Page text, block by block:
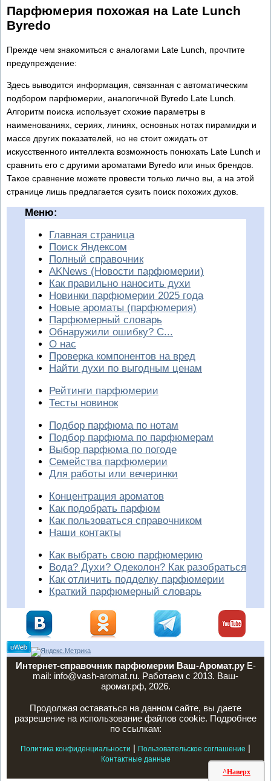
Парфюмерия похожая на Late Lunch
Byredo
Прежде чем знакомиться с аналогами Late Lunch, прочтите
предупреждение:
Здесь выводится информация, связанная с автоматическим
подбором парфюмерии, аналогичной Byredo Late Lunch.
Алгоритм поиска использует схожие параметры в
наименованиях, сериях, линиях, основных нотах пирамидки и
массе других показателей, но не стоит ожидать от
искусственного интеллекта возможность понюхать Late Lunch и
сравнить его с другими ароматами Byredo или иных брендов.
Такое сравнение можете провести только лично вы, а на этой
странице лишь предлагается сузить поиск похожих духов.
^Наверх
Меню:
Главная страница
Поиск Яндексом
Полный справочник
AKNews (Новости парфюмерии)
Как правильно наносить духи
Новинки парфюмерии 2025 года
Новые ароматы (парфюмерия)
Парфюмерный словарь
Обнаружили ошибку? С...
О нас
Проверка компонентов на вред
Найти духи по выгодным ценам
Рейтинги парфюмерии
Тесты новинок
Подбор парфюма по нотам
Подбор парфюма по парфюмерам
Выбор парфюма по погоде
Семейства парфюмерии
Для работы или вечеринки
Концентрация ароматов
Как подобрать парфюм
Как пользоваться справочником
Наши контакты
Как выбрать свою парфюмерию
Вода? Духи? Одеколон? Как разобраться
Как отличить подделку парфюмерии
Краткий парфюмерный словарь
Интернет-справочник парфюмерии Ваш-Аромат.руE-
mail: info@vash-aromat.ru. Работаем с 2013. Ваш-
аромат.рф, 2026.
Продолжая оставаться на данном сайте, вы даете
разрешение на использование файлов cookie. Подробнее
по ссылкам:
Политика конфиденциальности Пользовательское соглашение
Контактные данные